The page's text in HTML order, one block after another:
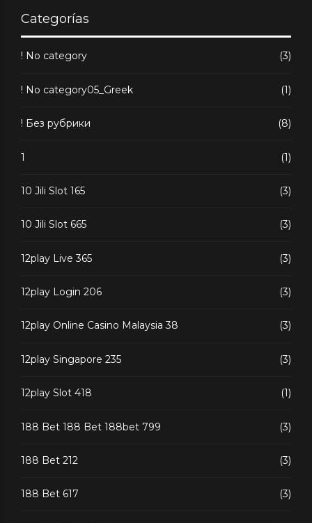
Categorías
! No category (3)
! No category05_Greek (1)
! Без рубрики (8)
1 (1)
10 Jili Slot 165 (3)
10 Jili Slot 665 (3)
12play Live 365 (3)
12play Login 206 (3)
12play Online Casino Malaysia 38 (3)
12play Singapore 235 (3)
12play Slot 418 (1)
188 Bet 188 Bet 188bet 799 (3)
188 Bet 212 (3)
188 Bet 617 (3)